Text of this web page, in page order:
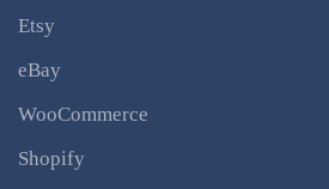
Etsy
eBay
WooCommerce
Shopify